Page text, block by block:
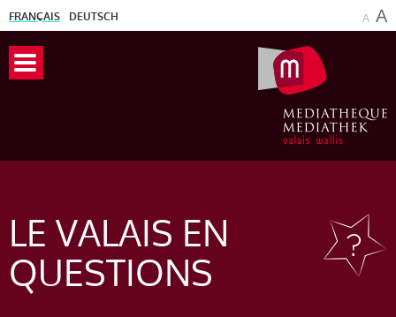
FRANÇAIS DEUTSCH A A
LE VALAIS EN
QUESTIONS